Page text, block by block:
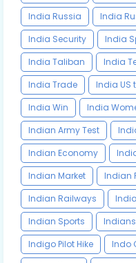
India Russia
India
India Security
India
India Taliban
India
India Trade
India US
India Win
India
Indian Army Test
Indian Economy
Indian Market
Indian
Indian Railways
Indian Sports
Indigo Pilot Hike
Indo